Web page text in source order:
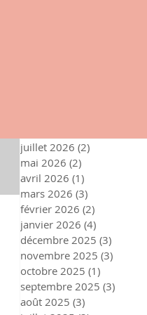
juillet 2026 (2)
mai 2026 (2)
avril 2026 (1)
mars 2026 (3)
février 2026 (2)
janvier 2026 (4)
décembre 2025 (3)
novembre 2025 (3)
octobre 2025 (1)
septembre 2025 (3)
août 2025 (3)